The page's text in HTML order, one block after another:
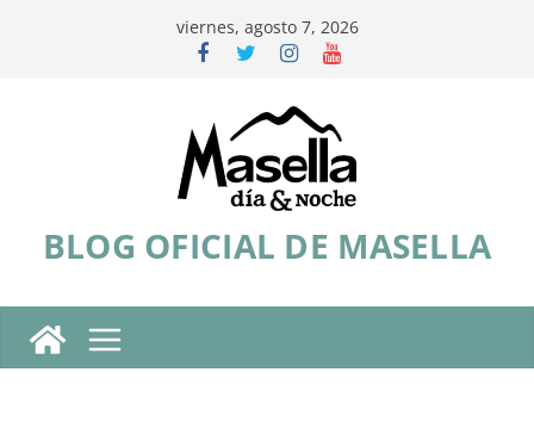
viernes, agosto 7, 2026
BLOG OFICIAL DE MASELLA